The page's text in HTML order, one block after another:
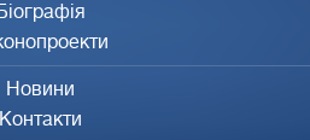
Новини
Контакти